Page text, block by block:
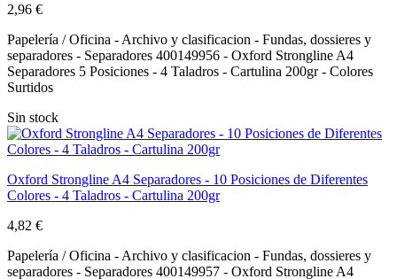
2,96 €
Papelería / Oficina - Archivo y clasificacion - Fundas, dossieres y
separadores - Separadores 400149956 - Oxford Strongline A4
Separadores 5 Posiciones - 4 Taladros - Cartulina 200gr - Colores
Surtidos
Sin stock
Oxford Strongline A4 Separadores - 10 Posiciones de Diferentes
Colores - 4 Taladros - Cartulina 200gr
4,82 €
Papelería / Oficina - Archivo y clasificacion - Fundas, dossieres y
separadores - Separadores 400149957 - Oxford Strongline A4